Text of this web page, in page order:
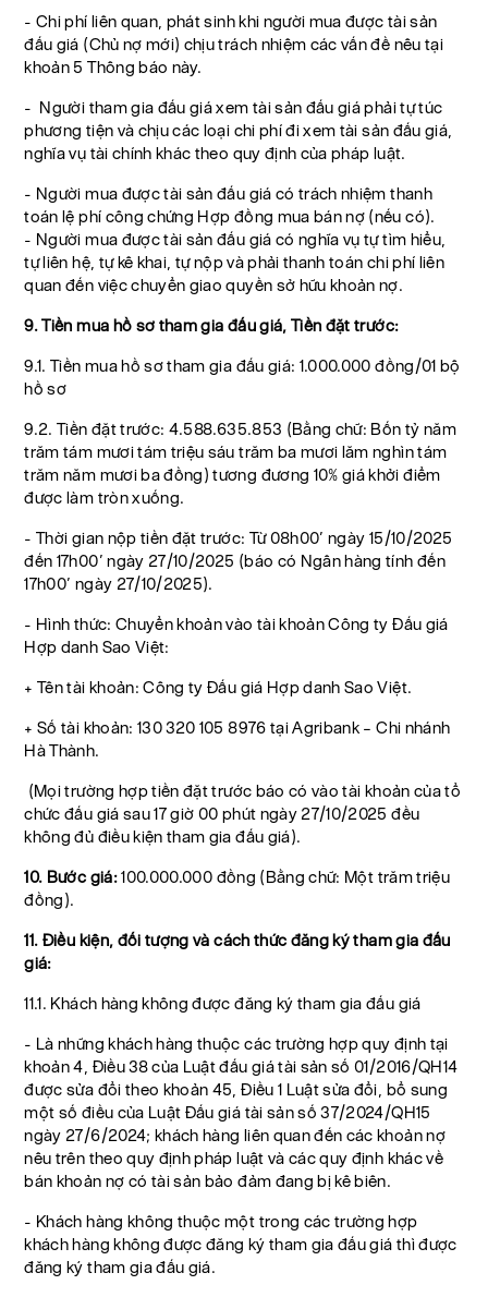
- Chi phí liên quan, phát sinh khi người mua được tài sản
đấu giá (Chủ nợ mới) chịu trách nhiệm các vấn đề nêu tại
khoản 5 Thông báo này.
- Người tham gia đấu giá xem tài sản đấu giá phải tự túc
phương tiện và chịu các loại chi phí đi xem tài sản đấu giá,
nghĩa vụ tài chính khác theo quy định của pháp luật.
- Người mua được tài sản đấu giá có trách nhiệm thanh
toán lệ phí công chứng Hợp đồng mua bán nợ (nếu có).
- Người mua được tài sản đấu giá có nghĩa vụ tự tìm hiểu,
tự liên hệ, tự kê khai, tự nộp và phải thanh toán chi phí liên
quan đến việc chuyển giao quyền sở hữu khoản nợ.
9. Tiền mua hồ sơ tham gia đấu giá, Tiền đặt trước:
9.1. Tiền mua hồ sơ tham gia đấu giá: 1.000.000 đồng/01 bộ
hồ sơ
9.2. Tiền đặt trước: 4.588.635.853 (Bằng chữ: Bốn tỷ năm
trăm tám mươi tám triệu sáu trăm ba mươi lăm nghìn tám
trăm năm mươi ba đồng) tương đương 10% giá khởi điểm
được làm tròn xuống.
- Thời gian nộp tiền đặt trước: Từ 08h00’ ngày 15/10/2025
đến 17h00’ ngày 27/10/2025 (báo có Ngân hàng tính đến
17h00’ ngày 27/10/2025).
- Hình thức: Chuyển khoản vào tài khoản Công ty Đấu giá
Hợp danh Sao Việt:
+ Tên tài khoản: Công ty Đấu giá Hợp danh Sao Việt.
+ Số tài khoản: 130 320 105 8976 tại Agribank – Chi nhánh
Hà Thành.
(Mọi trường hợp tiền đặt trước báo có vào tài khoản của tổ
chức đấu giá sau 17 giờ 00 phút ngày 27/10/2025 đều
không đủ điều kiện tham gia đấu giá).
10. Bước giá:100.000.000 đồng (Bằng chữ: Một trăm triệu
đồng).
11. Điều kiện, đối tượng và cách thức đăng ký tham gia đấu
giá:
11.1. Khách hàng không được đăng ký tham gia đấu giá
- Là những khách hàng thuộc các trường hợp quy định tại
khoản 4, Điều 38 của Luật đấu giá tài sản số 01/2016/QH14
được sửa đổi theo khoản 45, Điều 1 Luật sửa đổi, bổ sung
một số điều của Luật Đấu giá tài sản số 37/2024/QH15
ngày 27/6/2024; khách hàng liên quan đến các khoản nợ
nêu trên theo quy định pháp luật và các quy định khác về
bán khoản nợ có tài sản bảo đảm đang bị kê biên.
- Khách hàng không thuộc một trong các trường hợp
khách hàng không được đăng ký tham gia đấu giá thì được
đăng ký tham gia đấu giá.